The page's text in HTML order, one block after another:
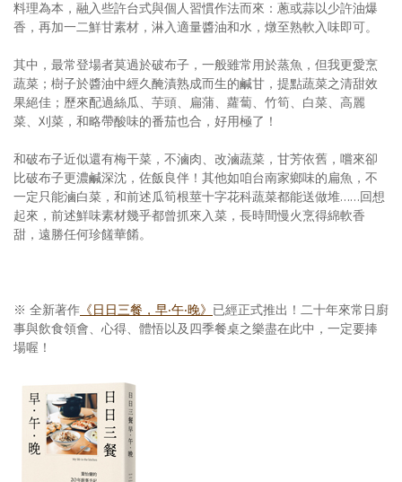
料理為本，融入些許台式與個人習慣作法而來：蔥或蒜以少許油爆
香，再加一二鮮甘素材，淋入適量醬油和水，燉至熟軟入味即可。
其中，最常登場者莫過於破布子，一般雖常用於蒸魚，但我更愛烹
蔬菜；樹子於醬油中經久醃漬熟成而生的鹹甘，提點蔬菜之清甜效
果絕佳；歷來配過絲瓜、芋頭、扁蒲、蘿蔔、竹筍、白菜、高麗
菜、刈菜，和略帶酸味的番茄也合，好用極了！
和破布子近似還有梅干菜，不滷肉、改滷蔬菜，甘芳依舊，嚐來卻
比破布子更濃鹹深沈，佐飯良伴！其他如咱台南家鄉味的扁魚，不
一定只能滷白菜，和前述瓜筍根莖十字花科蔬菜都能送做堆……回想
起來，前述鮮味素材幾乎都曾抓來入菜，長時間慢火烹得綿軟香
甜，遠勝任何珍饈華餚。
※ 全新著作 《日日三餐，早‧午‧晚》 已經正式推出！二十年來常日廚
事與飲食領會、心得、體悟以及四季餐桌之樂盡在此中，一定要捧
場喔！